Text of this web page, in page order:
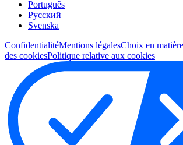
Português
Pусский
Svenska
ConfidentialitéMentions légalesChoix en
des cookiesPolitique relative aux cookies